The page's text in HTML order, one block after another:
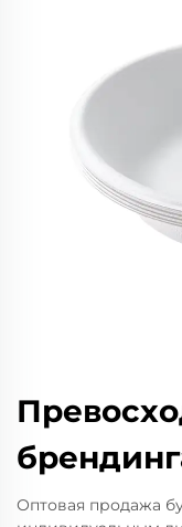
Оптовая продажа